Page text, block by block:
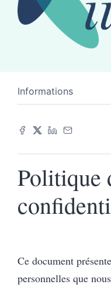
Informations
Politique
Ce document
personnelles que